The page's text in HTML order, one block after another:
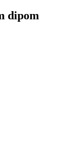
dipom